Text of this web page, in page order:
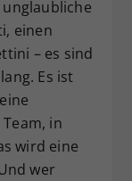
einen
– es sind
Es ist
in
wird eine
wer